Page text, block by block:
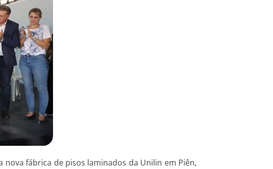
fábrica de pisos laminados da Unilin em Piên,